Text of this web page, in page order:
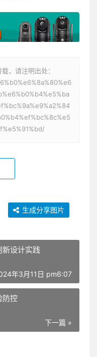
，请注明出处：
生成分享图片
设计实践
年3月11日 pm6:07
防控
下一篇 »